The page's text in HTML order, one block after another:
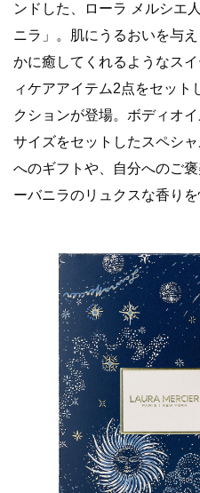
ンドした、ローラ メルシエ
ニラ」。肌にうるおいを与
かに癒してくれるようなス
ィケアアイテム2点をセット
クションが登場。ボディオ
サイズをセットしたスペシ
へのギフトや、自分へのご
ーバニラのリュクスな香りを